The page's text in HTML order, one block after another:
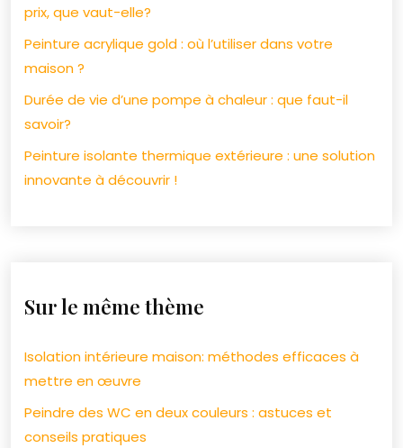
prix, que vaut-elle?
Peinture acrylique gold : où l’utiliser dans votre
maison ?
Durée de vie d’une pompe à chaleur : que faut-il
savoir?
Peinture isolante thermique extérieure : une solution
innovante à découvrir !
Sur le même thème
Isolation intérieure maison: méthodes efficaces à
mettre en œuvre
Peindre des WC en deux couleurs : astuces et
conseils pratiques